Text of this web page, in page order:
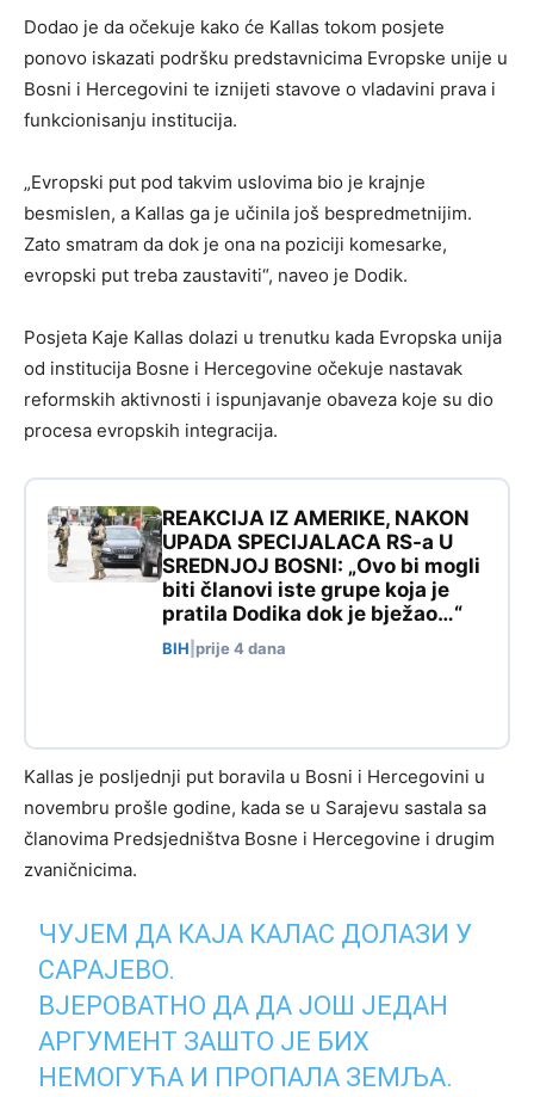
Dodao je da očekuje kako će Kallas tokom posjete
ponovo iskazati podršku predstavnicima Evropske unije u
Bosni i Hercegovini te iznijeti stavove o vladavini prava i
funkcionisanju institucija.
„Evropski put pod takvim uslovima bio je krajnje
besmislen, a Kallas ga je učinila još bespredmetnijim.
Zato smatram da dok je ona na poziciji komesarke,
evropski put treba zaustaviti“, naveo je Dodik.
Posjeta Kaje Kallas dolazi u trenutku kada Evropska unija
od institucija Bosne i Hercegovine očekuje nastavak
reformskih aktivnosti i ispunjavanje obaveza koje su dio
procesa evropskih integracija.
REAKCIJA IZ AMERIKE, NAKON
UPADA SPECIJALACA RS-a U
SREDNJOJ BOSNI: „Ovo bi mogli
biti članovi iste grupe koja je
pratila Dodika dok je bježao…“
BIH prije 4 dana
Kallas je posljednji put boravila u Bosni i Hercegovini u
novembru prošle godine, kada se u Sarajevu sastala sa
članovima Predsjedništva Bosne i Hercegovine i drugim
zvaničnicima.
ЧУЈЕМ ДА КАЈА КАЛАС ДОЛАЗИ У
САРАЈЕВО.
ВЈЕРОВАТНО ДА ДА ЈОШ ЈЕДАН
АРГУМЕНТ ЗАШТО ЈЕ БИХ
НЕМОГУЋА И ПРОПАЛА ЗЕМЉА.